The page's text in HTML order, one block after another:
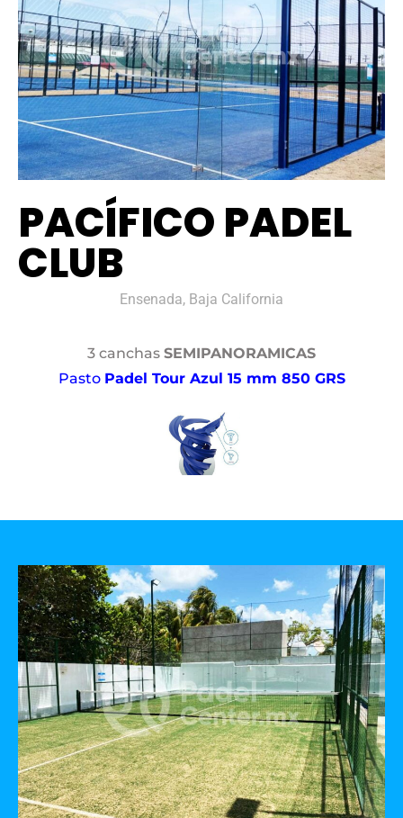
PACÍFICO PADEL
CLUB
Ensenada, Baja California
3 canchas SEMIPANORAMICAS
Pasto Padel Tour Azul 15 mm 850 GRS